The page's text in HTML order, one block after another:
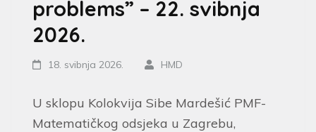
problems” – 22. svibnja
2026.
18. svibnja 2026. HMD
U sklopu Kolokvija Sibe Mardešić PMF-
Matematičkog odsjeka u Zagrebu,